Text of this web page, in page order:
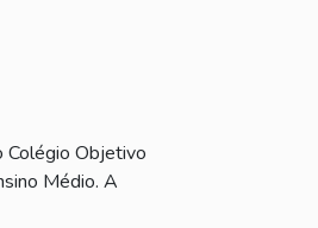
Colégio Objetivo
Médio. A